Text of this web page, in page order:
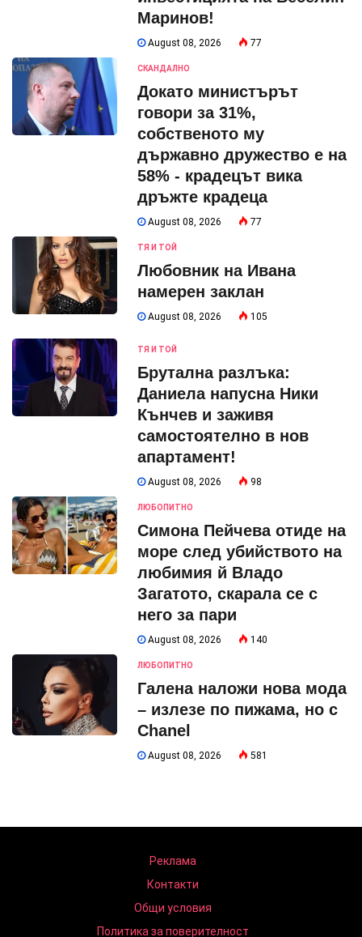
Маринов!
August 08, 2026 77
СКАНДАЛНО
Докато министърът
говори за 31%,
собственото му
държавно дружество е на
58% - крадецът вика
дръжте крадеца
August 08, 2026 77
ТЯ И ТОЙ
Любовник на Ивана
намерен заклан
August 08, 2026 105
ТЯ И ТОЙ
Брутална разлъка:
Даниела напусна Ники
Кънчев и заживя
самостоятелно в нов
апартамент!
August 08, 2026 98
ЛЮБОПИТНО
Симона Пейчева отиде на
море след убийството на
любимия й Владо
Загатото, скарала се с
него за пари
August 08, 2026 140
ЛЮБОПИТНО
Галена наложи нова мода
– излезе по пижама, но с
Chanel
August 08, 2026 581
Реклама
Контакти
Общи условия
Политика за поверителност